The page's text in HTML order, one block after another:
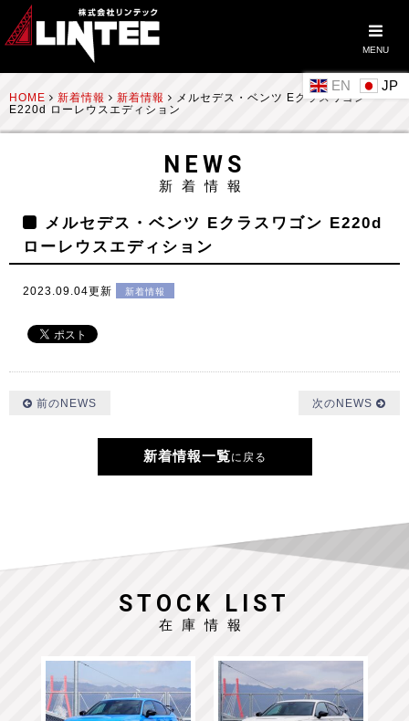
MENU
EN
HOME 新着情報 新着情報
メルセデス・ベンツ Eクラスワゴン
E220d ローレウスエディション
NEWS
新着情報
メルセデス・ベンツ Eクラスワゴン E220d
ローレウスエディション
2023.09.04更新 新着情報
前のNEWS 次のNEWS
新着情報一覧に戻る
STOCK LIST
在庫情報